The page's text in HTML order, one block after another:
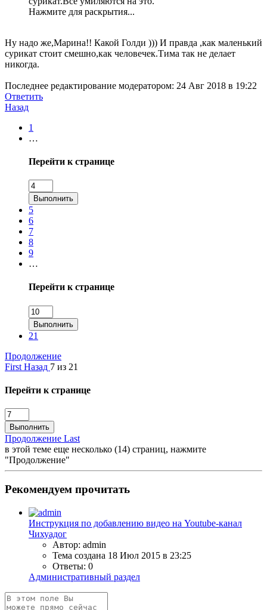
Нажмите для раскрытия...
Ну надо же,Марина!! Какой Голди ))) И правда ,как маленький
сурикат стоит смешно,как человечек.Тима так не делает
никогда.
Последнее редактирование модератором: 24 Авг 2018 в 19:22
Ответить
Назад
1
…
Перейти к странице
Выполнить
5
6
7
8
9
…
Перейти к странице
Выполнить
21
Продолжение
First Назад 7 из 21
Перейти к странице
Выполнить
Продолжение Last
в этой теме еще несколько (14) страниц, нажмите
"Продолжение"
Рекомендуем прочитать
Инструкция по добавлению видео на Youtube-канал
Чихуадог
Автор: admin
Тема создана 18 Июл 2015 в 23:25
Ответы: 0
Административный раздел